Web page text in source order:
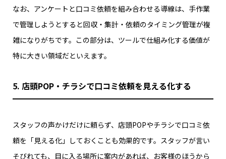
なお、アンケートと口コミ依頼を組み合わせる導線は、手作業
で管理しようとすると回収・集計・依頼のタイミング管理が複
雑になりがちです。この部分は、ツールで仕組み化する価値が
特に大きい領域だといえます。
5. 店頭POP・チラシで口コミ依頼を見える化する
スタッフの声かけだけに頼らず、店頭POPやチラシで口コミ依
頼を「見える化」しておくことも効果的です。スタッフが言い
そびれても、目に入る場所に案内があれば、お客様のほうから